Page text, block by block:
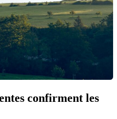
confirment les